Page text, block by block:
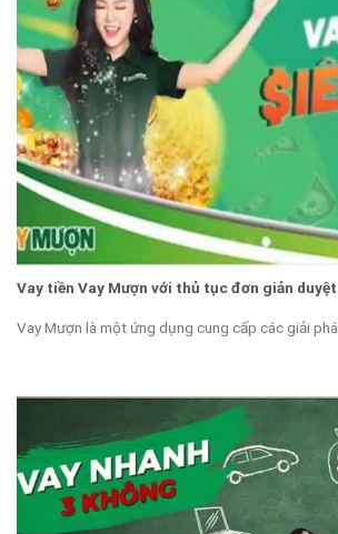
Vay tiền Vay Mượn với thủ tục đơn giản
Vay Mượn là một ứng dụng cung cấp các giải